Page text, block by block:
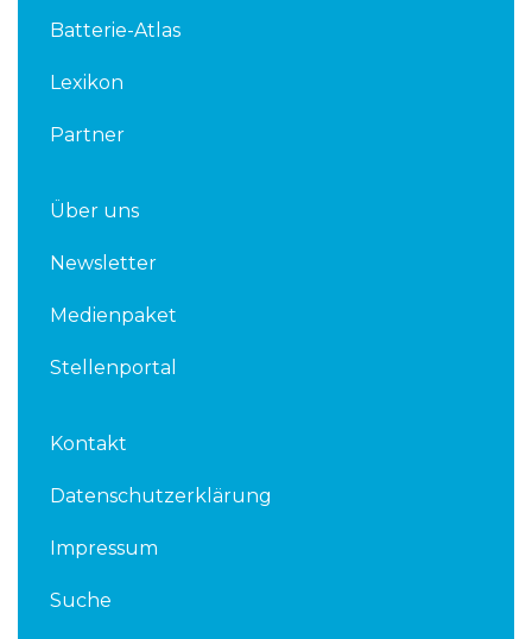
Batterie-Atlas
Lexikon
Partner
Über uns
Newsletter
Medienpaket
Stellenportal
Kontakt
Datenschutzerklärung
Impressum
Suche